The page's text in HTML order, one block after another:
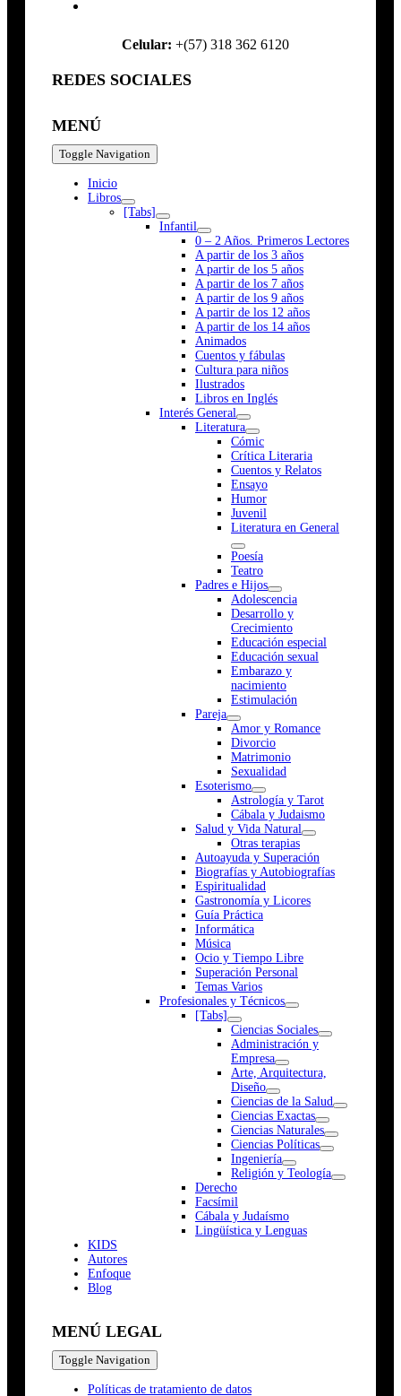
Celular: +(57) 318 362 6120
REDES SOCIALES
MENÚ
Toggle Navigation
Inicio
Libros
[Tabs]
Infantil
0 – 2 Años. Primeros Lectores
A partir de los 3 años
A partir de los 5 años
A partir de los 7 años
A partir de los 9 años
A partir de los 12 años
A partir de los 14 años
Animados
Cuentos y fábulas
Cultura para niños
Ilustrados
Libros en Inglés
Interés General
Literatura
Cómic
Crítica Literaria
Cuentos y Relatos
Ensayo
Humor
Juvenil
Literatura en General
Poesía
Teatro
Padres e Hijos
Adolescencia
Desarrollo y
Crecimiento
Educación especial
Educación sexual
Embarazo y
nacimiento
Estimulación
Pareja
Amor y Romance
Divorcio
Matrimonio
Sexualidad
Esoterismo
Astrología y Tarot
Cábala y Judaismo
Salud y Vida Natural
Otras terapias
Autoayuda y Superación
Biografías y Autobiografías
Espiritualidad
Gastronomía y Licores
Guía Práctica
Informática
Música
Ocio y Tiempo Libre
Superación Personal
Temas Varios
Profesionales y Técnicos
[Tabs]
Ciencias Sociales
Administración y
Empresa
Arte, Arquitectura,
Diseño
Ciencias de la Salud
Ciencias Exactas
Ciencias Naturales
Ciencias Políticas
Ingeniería
Religión y Teología
Derecho
Facsímil
Cábala y Judaísmo
Lingüística y Lenguas
KIDS
Autores
Enfoque
Blog
MENÚ LEGAL
Toggle Navigation
Políticas de tratamiento de datos